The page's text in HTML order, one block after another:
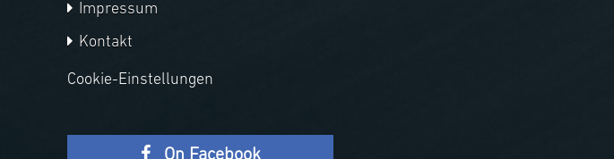
Impressum
Kontakt
Cookie-Einstellungen